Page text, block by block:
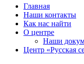
Главная
Наши контакты
Как нас найти
О центре
Наши
Центр «Русская